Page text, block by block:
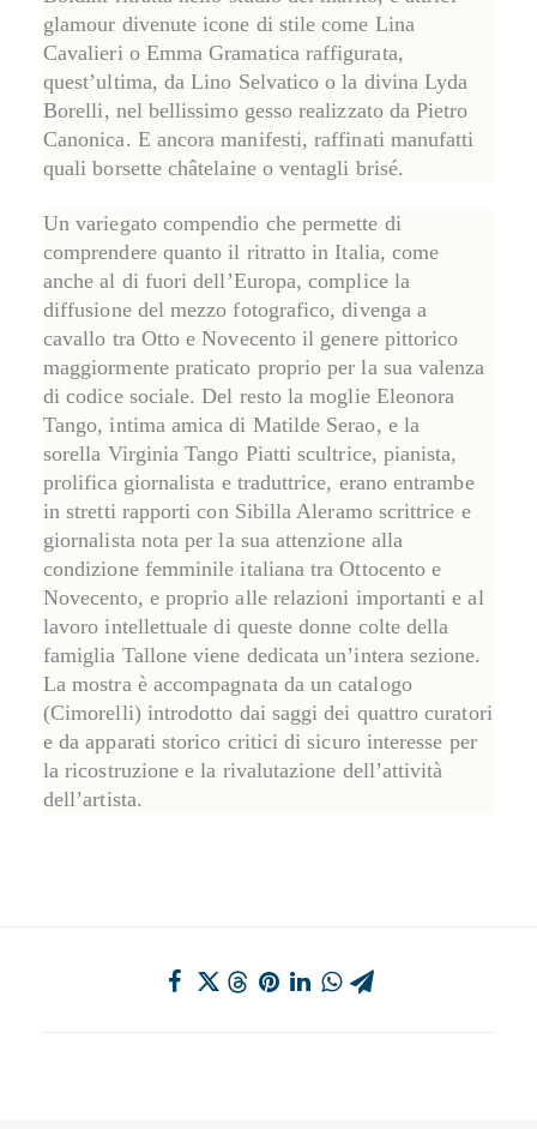
glamour divenute icone di stile come Lina
Cavalieri o Emma Gramatica raffigurata,
quest’ultima, daLino Selvatico o la divinaLyda
Borelli, nel bellissimo gesso realizzato daPietro
Canonica. E ancora manifesti, raffinati manufatti
quali borsette châtelaine o ventagli brisé.
Un variegato compendio che permette di
comprendere quanto il ritratto in Italia, come
anche al di fuori dell’Europa, complice la
diffusione del mezzo fotografico, divenga a
cavallo tra Otto e Novecento il genere pittorico
maggiormente praticato proprio per la sua valenza
di codice sociale. Del resto la moglie Eleonora
Tango, intima amica di Matilde Serao, e la
sorella Virginia Tango Piatti scultrice, pianista,
prolifica giornalista e traduttrice, erano entrambe
in stretti rapporti con Sibilla Aleramo scrittrice e
giornalista nota per la sua attenzione alla
condizione femminile italiana tra Ottocento e
Novecento, e proprio alle relazioni importanti e al
lavoro intellettuale di queste donne colte della
famiglia Tallone viene dedicata un’intera sezione.
La mostra è accompagnata da un catalogo
(Cimorelli) introdotto dai saggi dei quattro curatori
e da apparati storico critici di sicuro interesse per
la ricostruzione e la rivalutazione dell’attività
dell’artista.